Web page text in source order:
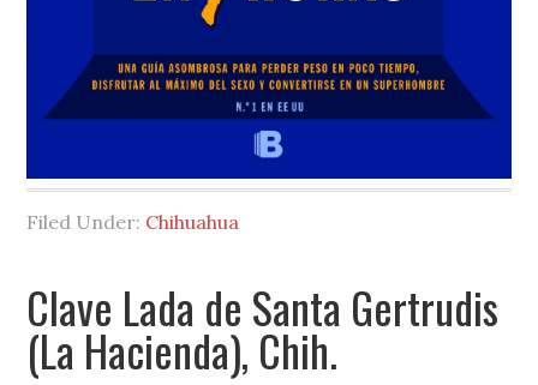
Filed Under: Chihuahua
Clave Lada de Santa Gertrudis
(La Hacienda), Chih.